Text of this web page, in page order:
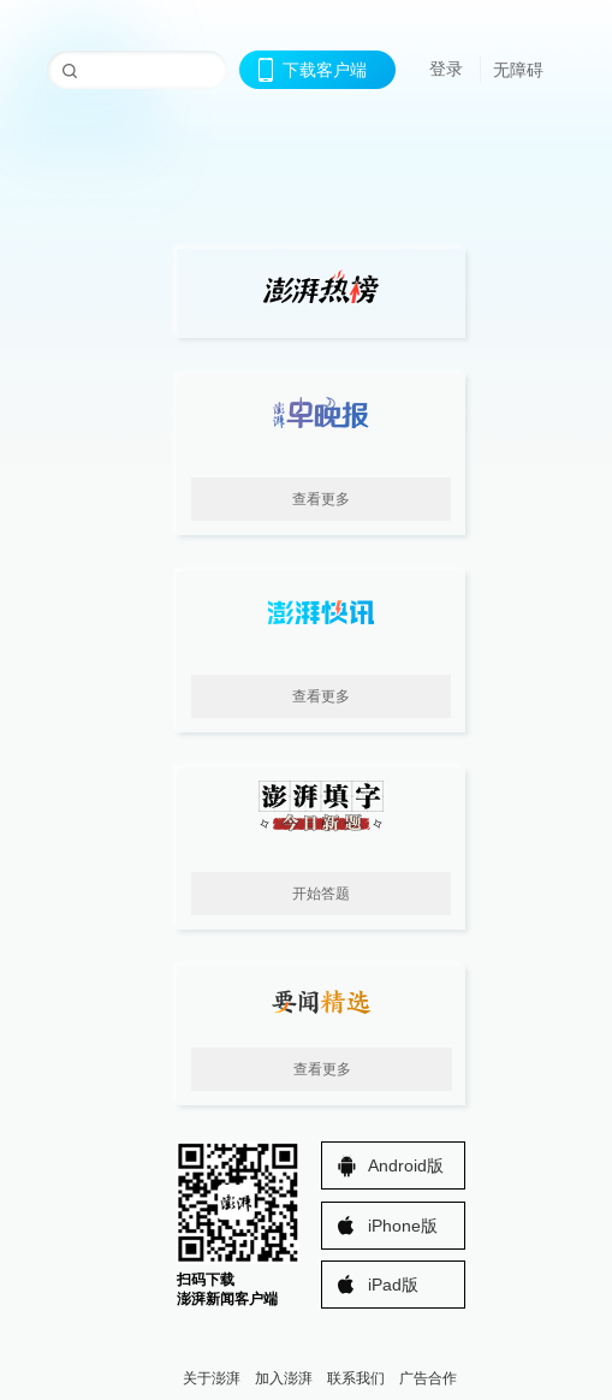
下载客户端 登录 无障碍
查看更多
查看更多
开始答题
查看更多
扫码下载
澎湃新闻客户端
Android版
iPhone版
iPad版
关于澎湃 加入澎湃 联系我们 广告合作